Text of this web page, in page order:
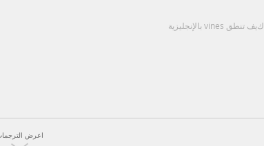
كيف تنطق vines بالإنجليزية
اعرض